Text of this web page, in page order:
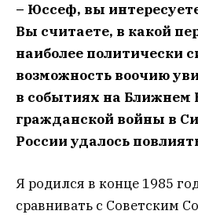
– Юссеф, вы
Вы считаете, в какой
наиболее политически
возможность воочию
в событиях на Ближнем
гражданской войны в
России удалось
Я родился в конце 1985
сравнивать с Советским